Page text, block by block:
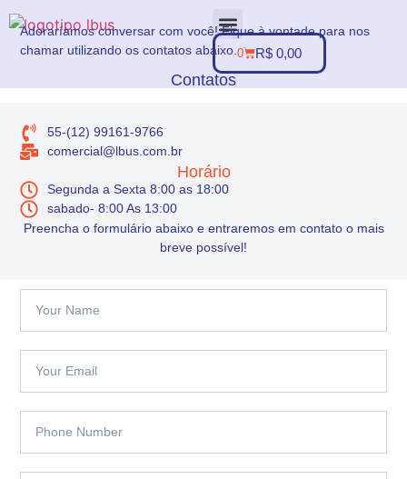
R$ 0,00
0
Adoraríamos conversar com você! Fique à vontade para nos
chamar utilizando os contatos abaixo.
Contatos
55-(12) 99161-9766
comercial@lbus.com.br
Horário
Segunda a Sexta 8:00 as 18:00
sabado- 8:00 As 13:00
Preencha o formulário abaixo e entraremos em contato o mais
breve possível!